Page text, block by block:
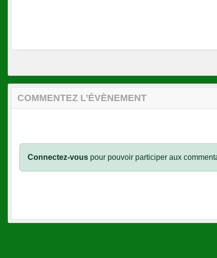
COMMENTEZ L’ÉVÈNEMENT
Connectez-vous pour pouvoir participer aux